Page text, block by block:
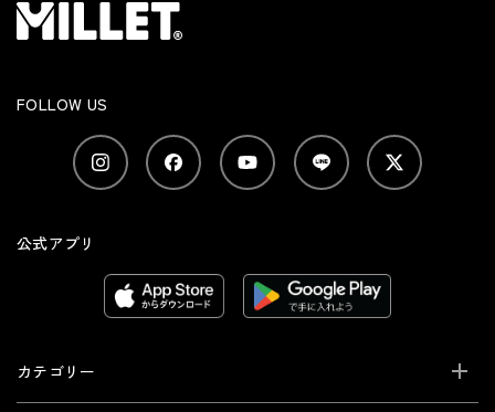
FOLLOW US
公式アプリ
カテゴリー